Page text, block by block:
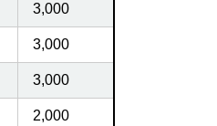
3,000
3,000
3,000
2,000